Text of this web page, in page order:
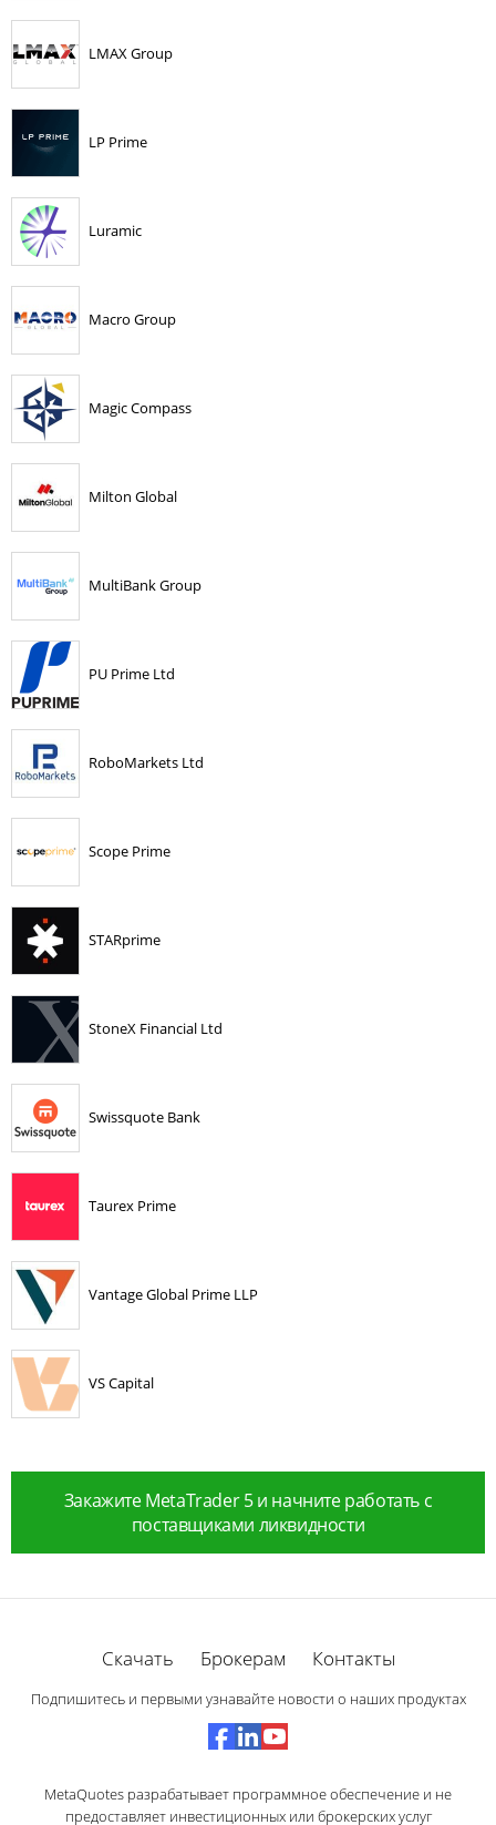
LMAX Group
LP Prime
Luramic
Macro Group
Magic Compass
Milton Global
MultiBank Group
PU Prime Ltd
RoboMarkets Ltd
Scope Prime
STARprime
StoneX Financial Ltd
Swissquote Bank
Taurex Prime
Vantage Global Prime LLP
VS Capital
Закажите MetaTrader 5 и начните работать с
поставщиками ликвидности
Скачать Брокерам Контакты
Подпишитесь и первыми узнавайте новости о наших продуктах
MetaQuotes разрабатывает программное обеспечение и не
предоставляет инвестиционных или брокерских услуг